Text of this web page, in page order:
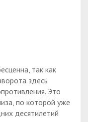
так как
здесь
Это
по которой уже
десятилетий